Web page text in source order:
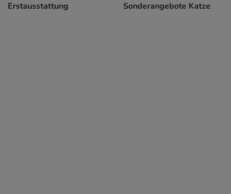
Erstausstattung Sonderangebote Katze